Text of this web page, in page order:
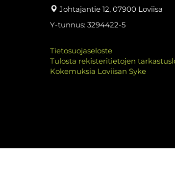
Johtajantie 12, 07900 Loviisa
Y-tunnus: 3294422-5
Tietosuojaseloste
Tulosta rekisteritietojen
Kokemuksia Loviisan Syke